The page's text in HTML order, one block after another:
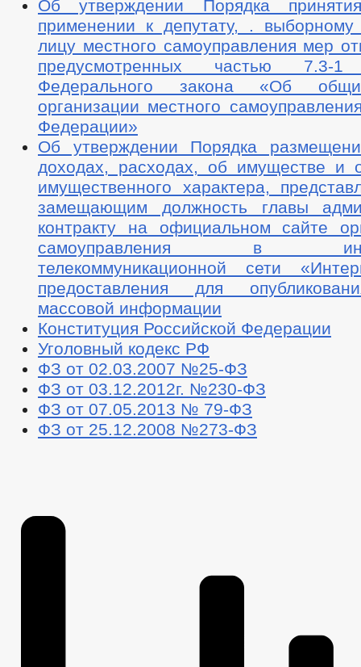
Об утверждении Порядка
применении к депутату, . выборному
лицу местного самоуправления мер
предусмотренных частью 7.3-
Федерального закона «Об
организации местного
Федерации»
Об утверждении Порядка
доходах, расходах, об имуществе и
имущественного характера,
замещающим должность главы
контракту на официальном сайте
самоуправления в
телекоммуникационной сети
предоставления для
массовой информации
Конституция Российской Федерации
Уголовный кодекс РФ
ФЗ от 02.03.2007 №25-ФЗ
ФЗ от 03.12.2012г. №230-ФЗ
ФЗ от 07.05.2013 № 79-ФЗ
ФЗ от 25.12.2008 №273-ФЗ